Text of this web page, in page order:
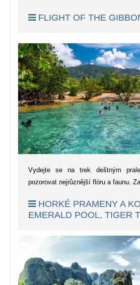
FLIGHT OF THE
Vydejte se na trek deštným
pozorovat nejrůznější flóru a faunu.
HORKÉ PRAMENY A
EMERALD POOL, TIGER